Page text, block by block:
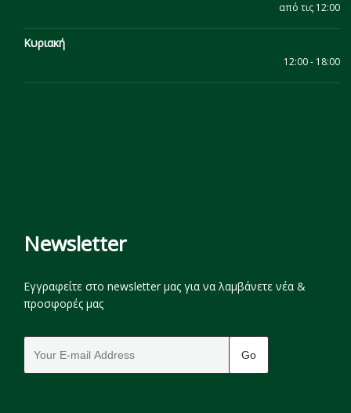
από τις 12:00
Κυριακή
12:00 - 18:00
Newsletter
Εγγραφείτε στο newsletter μας για να λαμβάνετε νέα &
προσφορές μας